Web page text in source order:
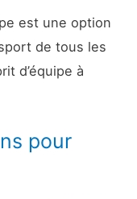
est une option
de tous les
d’équipe à
pour